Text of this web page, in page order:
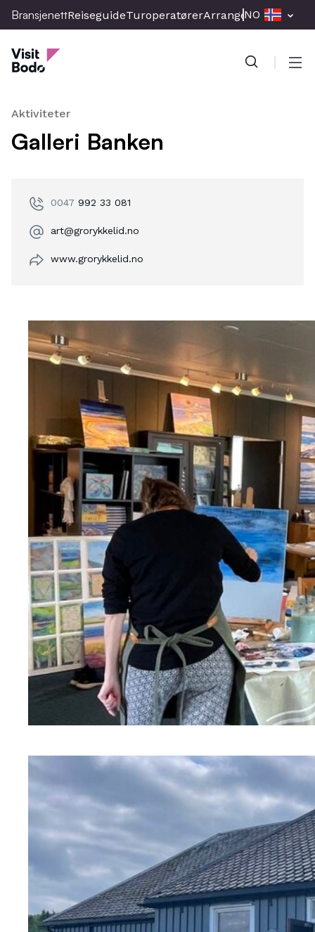
Skip
to
main
content
BransjenettReiseguideTuroperatørerArrangementPresse
NO
Bransjenett
Aktiviteter
Galleri Banken
0047 992 33 081
art@grorykkelid.no
www.grorykkelid.no